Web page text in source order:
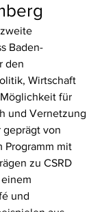
Baden-
den
Wirtschaft
für
und Vernetzung
geprägt von
mit
zu CSRD
und